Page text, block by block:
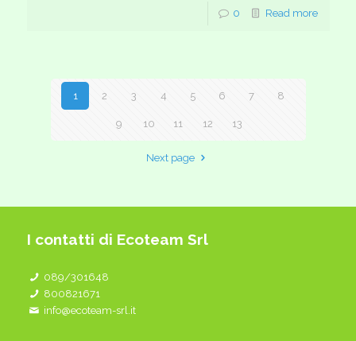
0 Read more
1 2 3 4 5 6 7 8
9 10 11 12 13
Next page
I contatti di Ecoteam Srl
089/301648
800821671
info@ecoteam-srl.it